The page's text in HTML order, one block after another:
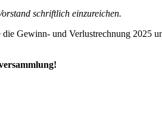
schriftlich einzureichen.
Gewinn- und Verlustrechnung 2025